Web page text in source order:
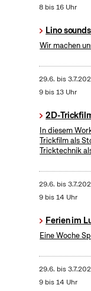
8 bis 16 Uhr
Lino
Wir machen
29.6. bis
9 bis 13 Uhr
2D-
In diesem
Trickfilm als
Tricktechnik
29.6. bis
9 bis 14 Uhr
Ferien im
Eine Woche
29.6. bis
9 bis 14 Uhr